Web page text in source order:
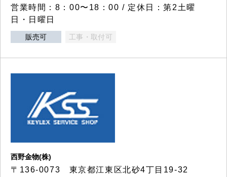
営業時間：8：00〜18：00 / 定休日：第2土曜
日・日曜日
販売可 工事・取付可
西野金物(株)
〒136-0073 東京都江東区北砂4丁目19-32